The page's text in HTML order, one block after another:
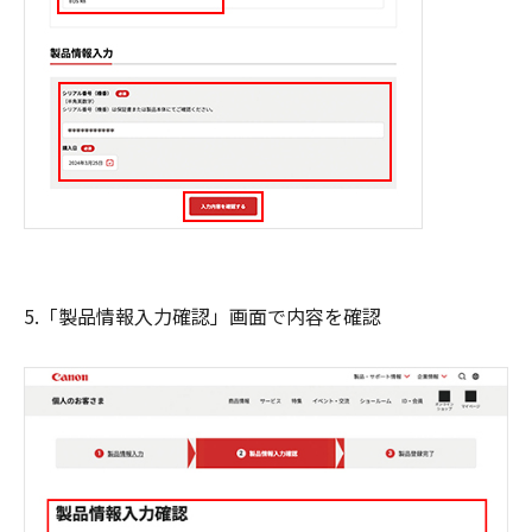
5.「製品情報入力確認」画面で内容を確認